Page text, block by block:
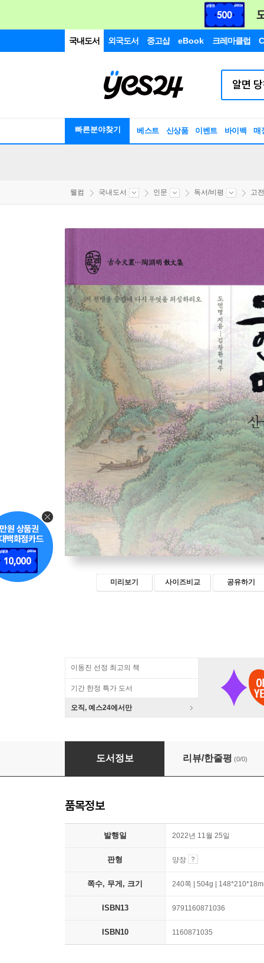
국내도서 외국도서 중고샵 eBook 크레마클럽
빠른분야찾기 베스트 신상품 이벤트 바이백 매
웰컴 국내도서 인문 독서/비평 고
미리보기 사이즈비교 공유하기
이동진 선정 최고의 책
기간 한정 특가 도서
오직, 예스24에서만
도연명 산문집
도서정보 리뷰/한줄평 (0/0)
품목정보
발행일 2022년 11월 25일
판형 양장
쪽수, 무게, 크기 240쪽 | 504g |
ISBN13 9791160871036
ISBN10 1160871035